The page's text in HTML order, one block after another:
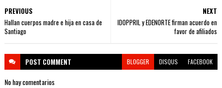
NEXT
IDOPPRIL y EDENORTE firman acuerdo en
favor de afiliados
PREVIOUS
Hallan cuerpos madre e hija en casa de
Santiago
POST COMMENT BLOGGER DISQUS FACEBOOK
No hay comentarios